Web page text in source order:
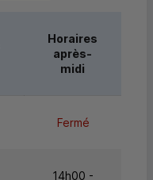
Horaires
après-
midi
Fermé
14h00 -